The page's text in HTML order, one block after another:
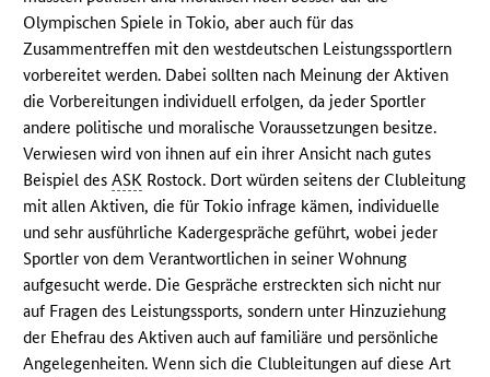
Olympischen Spiele in Tokio, aber auch für das
Zusammentreffen mit den westdeutschen Leistungssportlern
vorbereitet werden. Dabei sollten nach Meinung der Aktiven
die Vorbereitungen individuell erfolgen, da jeder Sportler
andere politische und moralische Voraussetzungen besitze.
Verwiesen wird von ihnen auf ein ihrer Ansicht nach gutes
Beispiel desASK Rostock. Dort würden seitens der Clubleitung
mit allen Aktiven, die für Tokio infrage kämen, individuelle
und sehr ausführliche Kadergespräche geführt, wobei jeder
Sportler von dem Verantwortlichen in seiner Wohnung
aufgesucht werde. Die Gespräche erstreckten sich nicht nur
auf Fragen des Leistungssports, sondern unter Hinzuziehung
der Ehefrau des Aktiven auch auf familiäre und persönliche
Angelegenheiten. Wenn sich die Clubleitungen auf diese Art